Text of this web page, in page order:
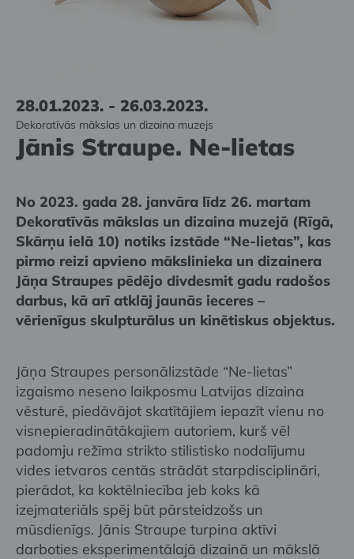
28.01.2023. - 26.03.2023.
Dekoratīvās mākslas un dizaina muzejs
Jānis Straupe. Ne-lietas
No 2023. gada 28. janvāra līdz 26. martam
Dekoratīvās mākslas un dizaina muzejā (Rīgā,
Skārņu ielā 10) notiks izstāde “Ne-lietas”, kas
pirmo reizi apvieno mākslinieka un dizainera
Jāņa Straupes pēdējo divdesmit gadu radošos
darbus, kā arī atklāj jaunās ieceres –
vērienīgus skulpturālus un kinētiskus objektus.
Jāņa Straupes personālizstāde “Ne-lietas”
izgaismo neseno laikposmu Latvijas dizaina
vēsturē, piedāvājot skatītājiem iepazīt vienu no
visnepieradinātākajiem autoriem, kurš vēl
padomju režīma strikto stilistisko nodalījumu
vides ietvaros centās strādāt starpdisciplināri,
pierādot, ka koktēlniecība jeb koks kā
izejmateriāls spēj būt pārsteidzošs un
mūsdienīgs. Jānis Straupe turpina aktīvi
darboties eksperimentālajā dizainā un mākslā